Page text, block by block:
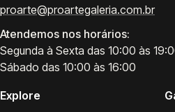
proarte@proartegaleria.com.br
Atendemos nos horários:
Segunda à Sexta das 10:00 às
Sábado das 10:00 às 16:00
Explore